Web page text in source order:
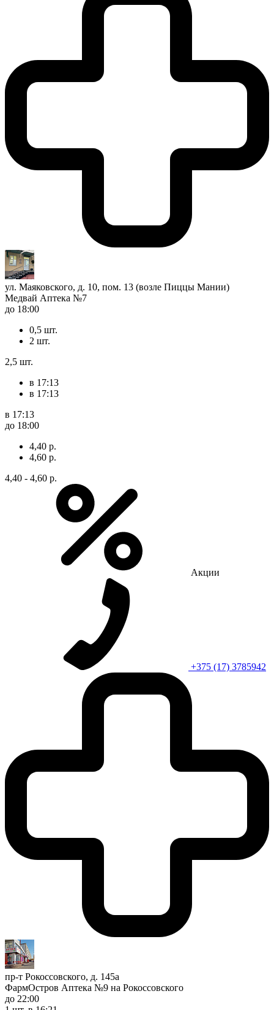
ул. Маяковского, д. 10, пом. 13 (возле Пиццы Мании)
Медвай Аптека №7
до 18:00
0,5 шт.
2 шт.
2,5 шт.
в 17:13
в 17:13
в 17:13
до 18:00
4,40 р.
4,60 р.
4,40 - 4,60 р.
Акции
+375 (17) 3785942
пр-т Рокоссовского, д. 145а
ФармОстров Аптека №9 на Рокоссовского
до 22:00